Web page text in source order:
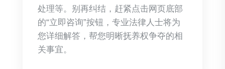
处理等。别再纠结，赶紧点击网页底部
的“立即咨询”按钮，专业法律人士将为
您详细解答，帮您明晰抚养权争夺的相
关事宜。